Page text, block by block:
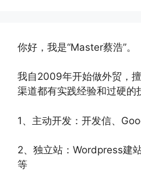
你好，我是“Master蔡浩”。
我自2009年开始做外贸，
渠道都有实践经验和过硬的
1、主动开发：开发信、
2、独立站：Wordpress建
等